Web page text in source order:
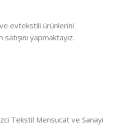
evtekstili ürünlerini
yapmaktayız.
Tekstil Mensucat ve Sanayi